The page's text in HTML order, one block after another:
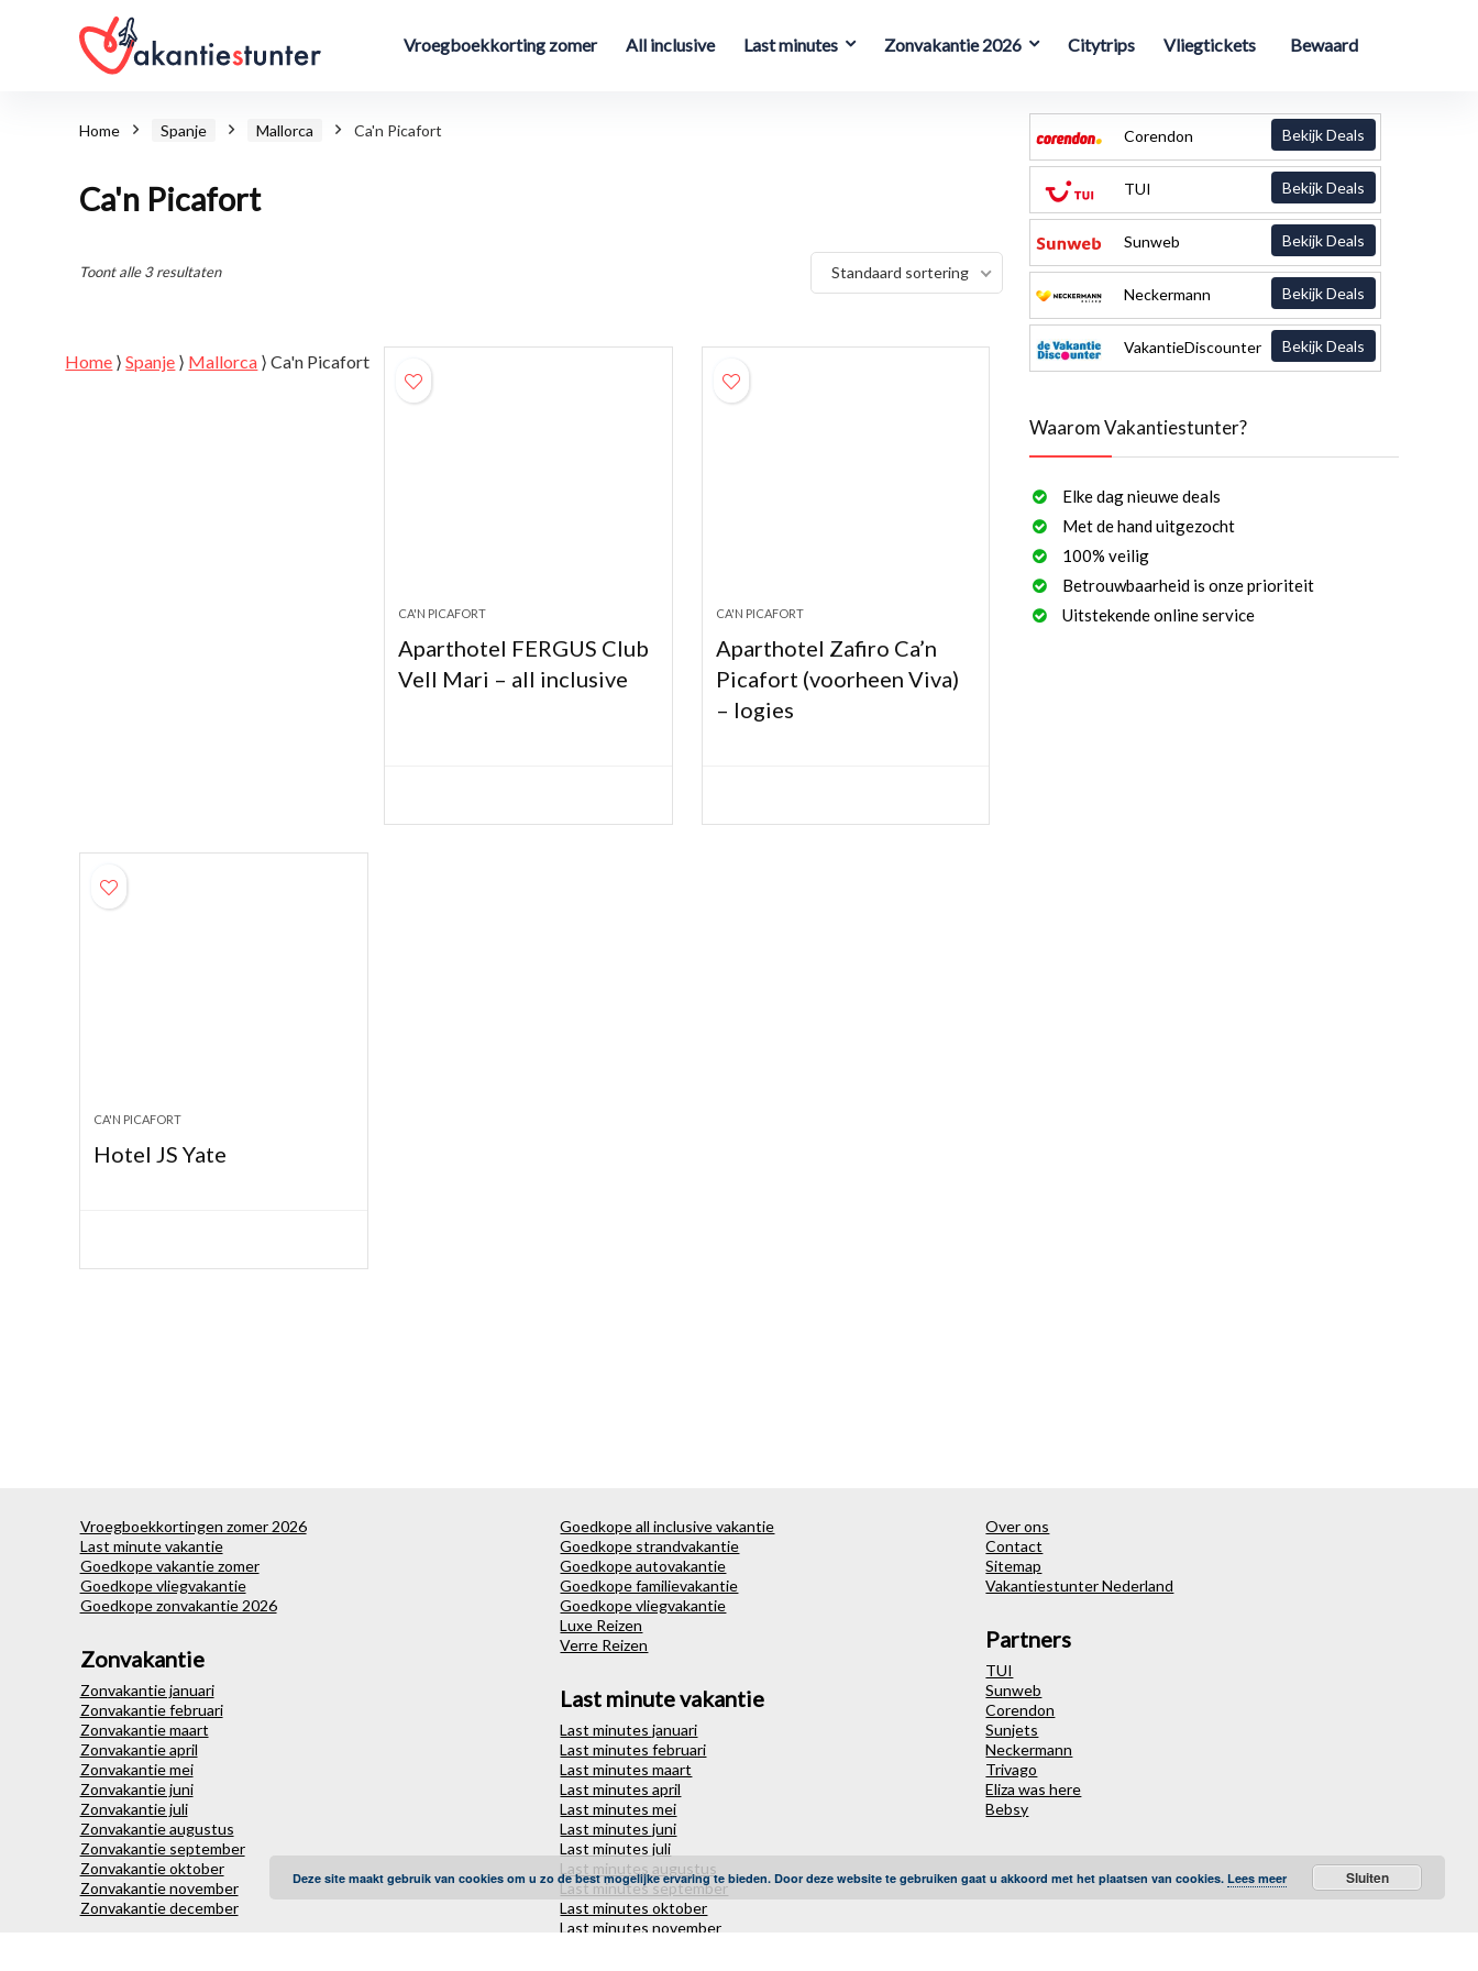
Vroegboekkorting zomer All inclusive Last minutes Zonvakantie 2026 Citytrips Vliegtickets Bewaard
Home Spanje Mallorca Ca'n Picafort
Ca'n Picafort
Toont alle 3 resultaten Standaard sortering
Home ⟩Spanje ⟩ Mallorca ⟩Ca'n Picafort
CA'N PICAFORT
Aparthotel FERGUS Club
Vell Mari – all inclusive
CA'N PICAFORT
Aparthotel Zafiro Ca’n
Picafort (voorheen Viva)
– logies
CA'N PICAFORT
Hotel JS Yate
Corendon Bekijk Deals
TUI Bekijk Deals
Sunweb Bekijk Deals
Neckermann Bekijk Deals
VakantieDiscounter Bekijk Deals
Waarom Vakantiestunter?
Elke dag nieuwe deals
Met de hand uitgezocht
100% veilig
Betrouwbaarheid is onze prioriteit
Uitstekende online service
Vroegboekkortingen zomer 2026
Last minute vakantie
Goedkope vakantie zomer
Goedkope vliegvakantie
Goedkope zonvakantie 2026
Zonvakantie
Zonvakantie januari
Zonvakantie februari
Zonvakantie maart
Zonvakantie april
Zonvakantie mei
Zonvakantie juni
Zonvakantie juli
Zonvakantie augustus
Zonvakantie september
Zonvakantie oktober
Zonvakantie november
Zonvakantie december
Goedkope all inclusive vakantie
Goedkope strandvakantie
Goedkope autovakantie
Goedkope familievakantie
Goedkope vliegvakantie
Luxe Reizen
Verre Reizen
Last minute vakantie
Last minutes januari
Last minutes februari
Last minutes maart
Last minutes april
Last minutes mei
Last minutes juni
Last minutes juli
Last minutes augustus
Last minutes september
Last minutes oktober
Last minutes november
Over ons
Contact
Sitemap
Vakantiestunter Nederland
Partners
TUI
Sunweb
Corendon
Sunjets
Neckermann
Trivago
Eliza was here
Bebsy
Deze site maakt gebruik van cookies om u zo de best mogelijke ervaring te bieden. Door deze website te gebruiken gaat u akkoord met het plaatsen van cookies. Lees meer Sluiten